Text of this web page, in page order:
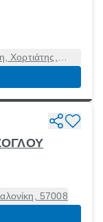
Χορτιάτης,
57008